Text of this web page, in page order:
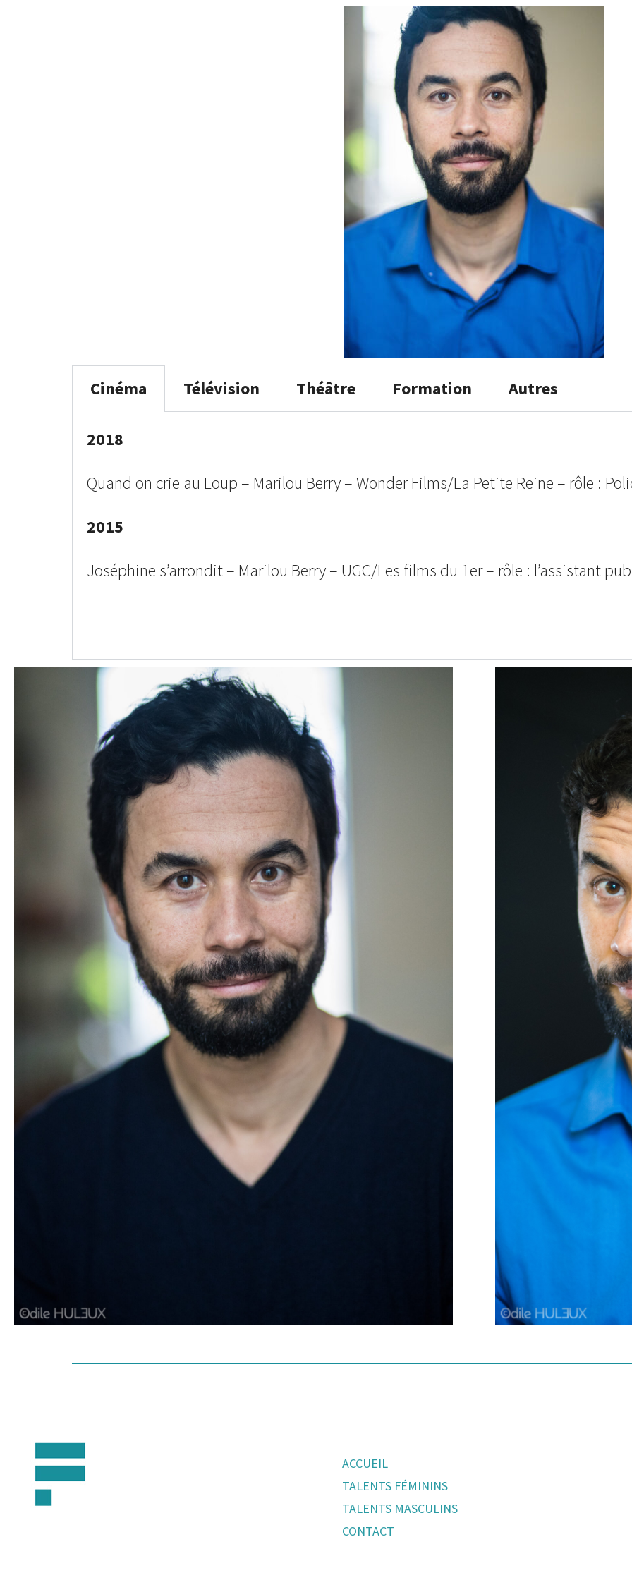
Cinéma Télévision Théâtre Formation Autres
2018
Quand on crie au Loup – Marilou Berry – Wonder Films/La Petite Reine – rôle :
2015
Joséphine s’arrondit – Marilou Berry – UGC/Les films du 1er– rôle : l’assistant pub
ACCUEIL
TALENTS FÉMININS
TALENTS MASCULINS
CONTACT